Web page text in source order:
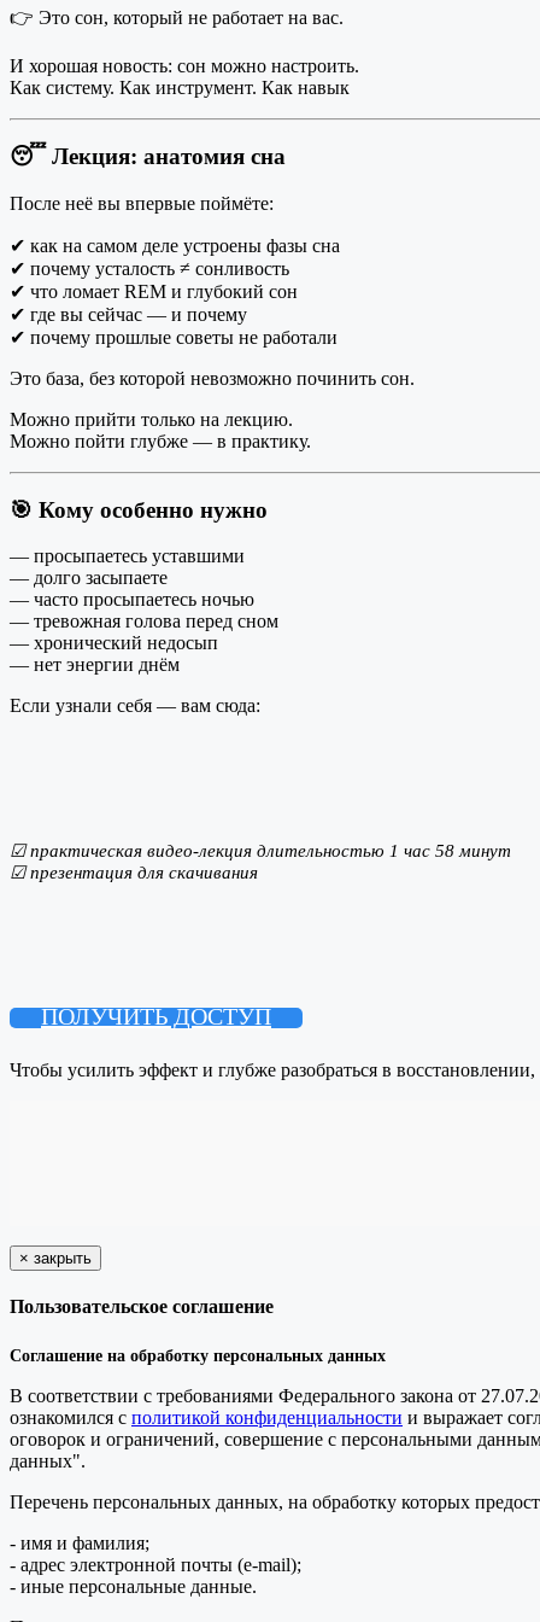
👉 Это сон, который не работает на вас.
И хорошая новость: сон можно настроить.
Как систему. Как инструмент. Как навык
😴 Лекция: анатомия сна
После неё вы впервые поймёте:
✔ как на самом деле устроены фазы сна
✔ почему усталость ≠ сонливость
✔ что ломает REM и глубокий сон
✔ где вы сейчас — и почему
✔ почему прошлые советы не работали
Это база, без которой невозможно починить сон.
Можно прийти только на лекцию.
Можно пойти глубже — в практику.
🎯 Кому особенно нужно
— просыпаетесь уставшими
— долго засыпаете
— часто просыпаетесь ночью
— тревожная голова перед сном
— хронический недосып
— нет энергии днём
Если узнали себя — вам сюда:
☑ практическая видео-лекция длительностью 1 час 58 минут
☑ презентация для скачивания
ПОЛУЧИТЬ ДОСТУП
Чтобы усилить эффект и глубже разобраться в
× закрыть
Пользовательское соглашение
Соглашение на обработку персональных данных
В соответствии с требованиями Федерального закона от
ознакомился с политикой конфиденциальности и выражает
оговорок и ограничений, совершение с персональными
данных".
Перечень персональных данных, на обработку которых
- имя и фамилия;
- адрес электронной почты (e-mail);
- иные персональные данные.